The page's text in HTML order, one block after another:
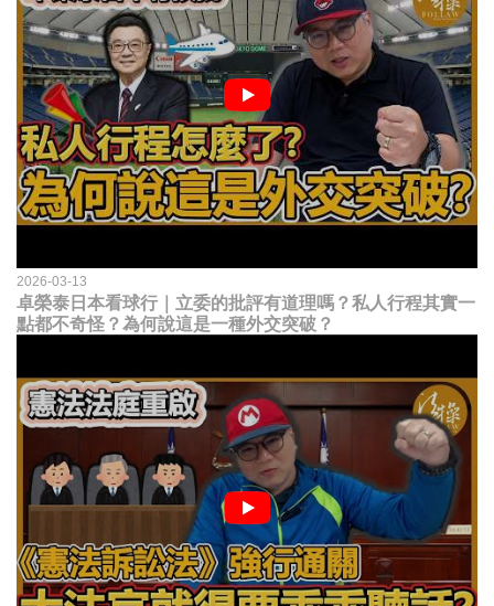
2026-03-13
卓榮泰日本看球行｜立委的批評有道理嗎？私人行程其實一
點都不奇怪？為何說這是一種外交突破？